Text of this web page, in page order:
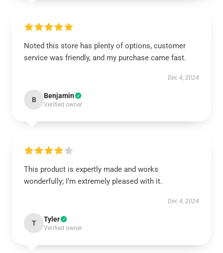
Noted this store has plenty of options, customer
service was friendly, and my purchase came fast.
Dec 4, 2024
B Benjamin
Verified owner
This product is expertly made and works
wonderfully; I’m extremely pleased with it.
Dec 4, 2024
T Tyler
Verified owner